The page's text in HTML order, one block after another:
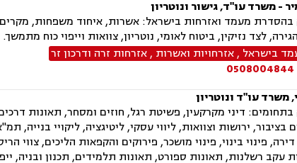
- משרד עו"ד, גישור ונוטריון
מעמד ואזרחות בישראל: אשרות, איחוד משפחות, מקרים
לצד נזיקין, ביטוח לאומי, נוטריון, צוואות וייפוי כוח מתמשך.
בישראל ,אזרחויות ואשרות ,אזרחות זרה ודרכון זר
0508004844
משרד עו"ד ונוטריון
דיני מקרקעין, פשיטת רגל, חוזים ומסחר, תאונות
פינוי בינוי, פינוי מושכר, פירוקים והקפאות הליכים, צווי
עקב רשלנות, תאונות ספורט, תאונות תלמידים, תכנון ובניה,